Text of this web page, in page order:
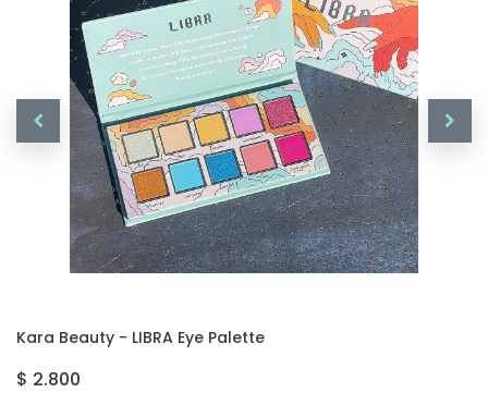
Kara Beauty - LIBRA Eye Palette
$ 2.800